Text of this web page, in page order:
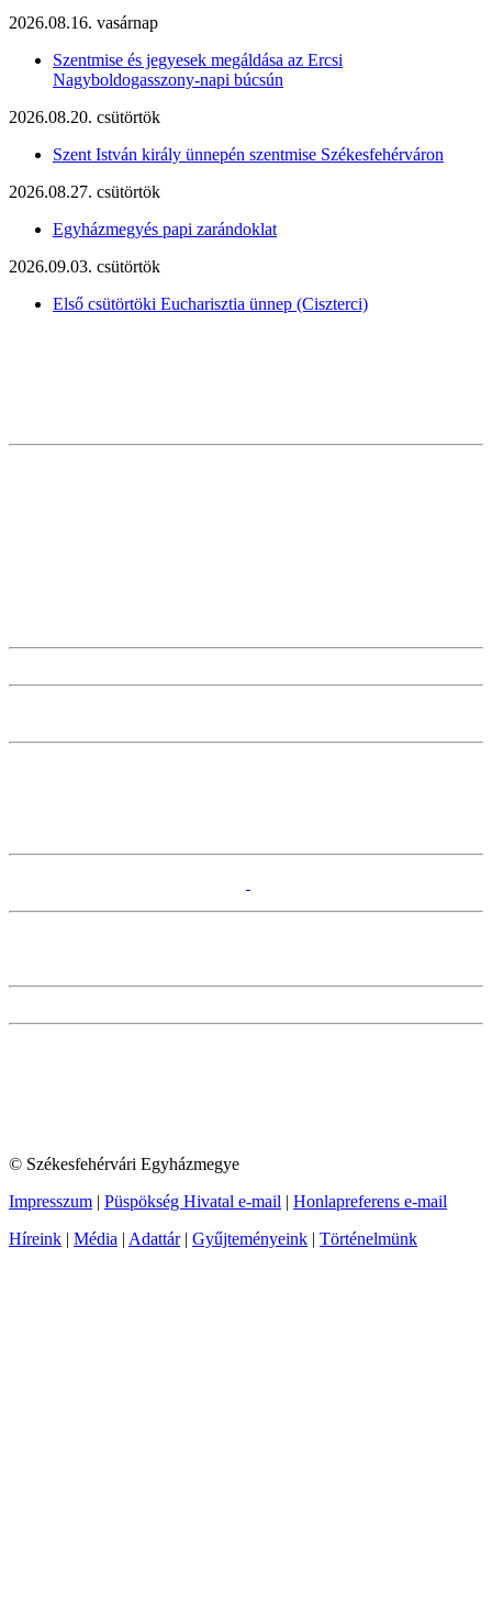
2026.08.16. vasárnap
Szentmise és jegyesek megáldása az Ercsi
Nagyboldogasszony-napi búcsún
2026.08.20. csütörtök
Szent István király ünnepén szentmise Székesfehérváron
2026.08.27. csütörtök
Egyházmegyés papi zarándoklat
2026.09.03. csütörtök
Első csütörtöki Eucharisztia ünnep (Ciszterci)
© Székesfehérvári Egyházmegye
Impresszum | Püspökség Hivatal e-mail | Honlapreferens e-mail
Híreink | Média | Adattár| Gyűjteményeink | Történelmünk